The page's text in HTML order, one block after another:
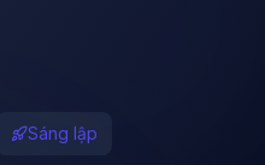
Sáng lập